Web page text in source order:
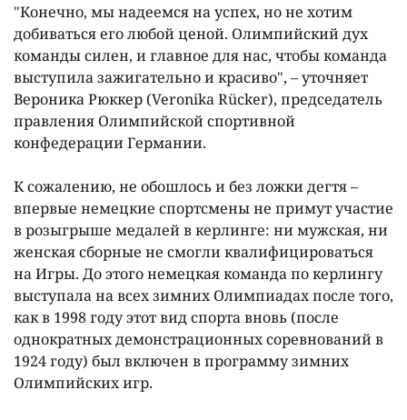
"Конечно, мы надеемся на успех, но не хотим
добиваться его любой ценой. Олимпийский дух
команды силен, и главное для нас, чтобы команда
выступила зажигательно и красиво", – уточняет
Вероника Рюккер (Veronika Rücker), председатель
правления Олимпийской спортивной
конфедерации Германии.
К сожалению, не обошлось и без ложки дегтя –
впервые немецкие спортсмены не примут участие
в розыгрыше медалей в керлинге: ни мужская, ни
женская сборные не смогли квалифицироваться
на Игры. До этого немецкая команда по керлингу
выступала на всех зимних Олимпиадах после того,
как в 1998 году этот вид спорта вновь (после
однократных демонстрационных соревнований в
1924 году) был включен в программу зимних
Олимпийских игр.